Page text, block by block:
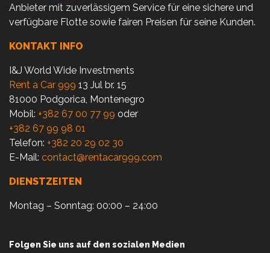
Anbieter mit zuverlässigem Service für eine sichere und
verfügbare Flotte sowie fairen Preisen für seine Kunden.
KONTAKT INFO
I&J World Wide Investments
Rent a Car 999 13 Jul br. 15
81000 Podgorica, Montenegro
Mobil: +382 67 00 77 99 oder
+382 67 99 98 01
Telefon: +382 20 29 02 30
E-Mail: contact@rentacar999.com
DIENSTZEITEN
Montag – Sonntag: 00:00 – 24:00
Folgen Sie uns auf den sozialen Medien